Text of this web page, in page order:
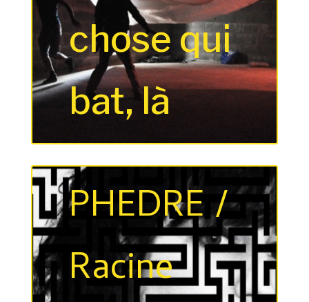
chose qui
bat, là
PHEDRE /
Racine